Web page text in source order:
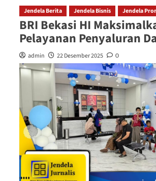
Jendela Berita Jendela Bisnis Jendela
BRI Bekasi HI
Pelayanan Penyaluran
admin 22 Desember 2025 0